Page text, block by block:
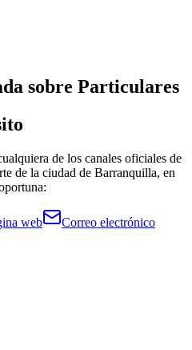
sobre Particulares
de los canales oficiales de
de la ciudad de Barranquilla, en
web Correo electrónico